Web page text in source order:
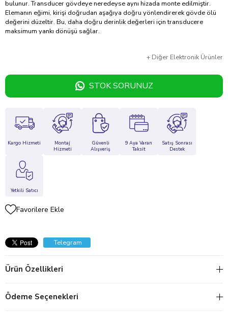
bulunur. Transducer gövdeye neredeyse aynı hizada monte edilmiştir.
Elemanın eğimi, kirişi doğrudan aşağıya doğru yönlendirerek gövde ölü
değerini düzeltir. Bu, daha doğru derinlik değerleri için transducere
maksimum yankı dönüşü sağlar.
+ Diğer Elektronik Ürünler
STOK SORUNUZ
Kargo Hizmeti
Montaj
Hizmeti
Güvenli
Alışveriş
9 Aya Varan
Taksit
Satış Sonrası
Destek
Yetkili Satıcı
Favorilere Ekle
Telegram
Ürün Özellikleri
Ödeme Seçenekleri